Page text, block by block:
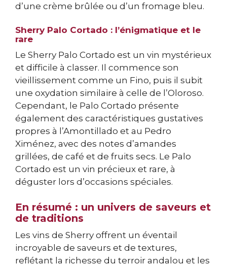
d’une crème brûlée ou d’un fromage bleu.
Sherry Palo Cortado : l’énigmatique et le
rare
Le Sherry Palo Cortado est un vin mystérieux
et difficile à classer. Il commence son
vieillissement comme un Fino, puis il subit
une oxydation similaire à celle de l’Oloroso.
Cependant, le Palo Cortado présente
également des caractéristiques gustatives
propres à l’Amontillado et au Pedro
Ximénez, avec des notes d’amandes
grillées, de café et de fruits secs. Le Palo
Cortado est un vin précieux et rare, à
déguster lors d’occasions spéciales.
En résumé : un univers de saveurs et
de traditions
Les vins de Sherry offrent un éventail
incroyable de saveurs et de textures,
reflétant la richesse du terroir andalou et les